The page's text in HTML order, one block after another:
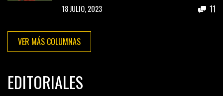
18 JULIO, 2023 11
VER MÁS COLUMNAS
EDITORIALES